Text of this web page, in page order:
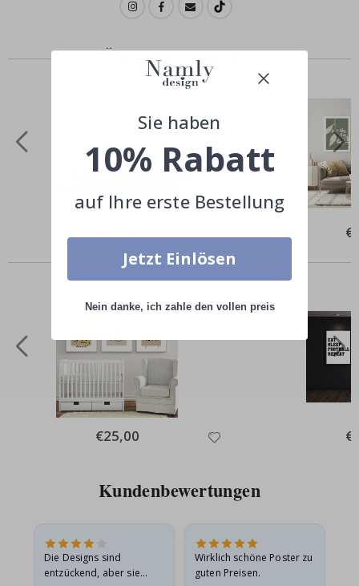
Ähnliche Produkte
Price
Andere kauften auch
Special
Price
€25,00
Kundenbewertungen
Die Designs sind
entzückend, aber sie
Wirklich schöne Poster zu
guten Preisen.
Sie haben
10% Rabatt
auf Ihre erste Bestellung
Jetzt Einlösen
Nein danke, ich zahle den vollen preis